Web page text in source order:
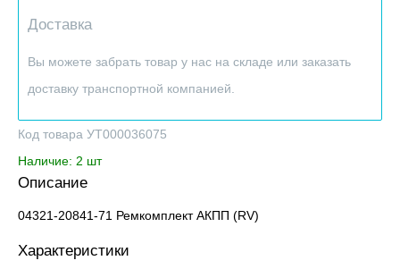
Доставка
Вы можете забрать товар у нас на складе или заказать
доставку транспортной компанией.
Код товара УТ000036075
Наличие: 2 шт
Описание
04321-20841-71 Ремкомплект АКПП (RV)
Характеристики